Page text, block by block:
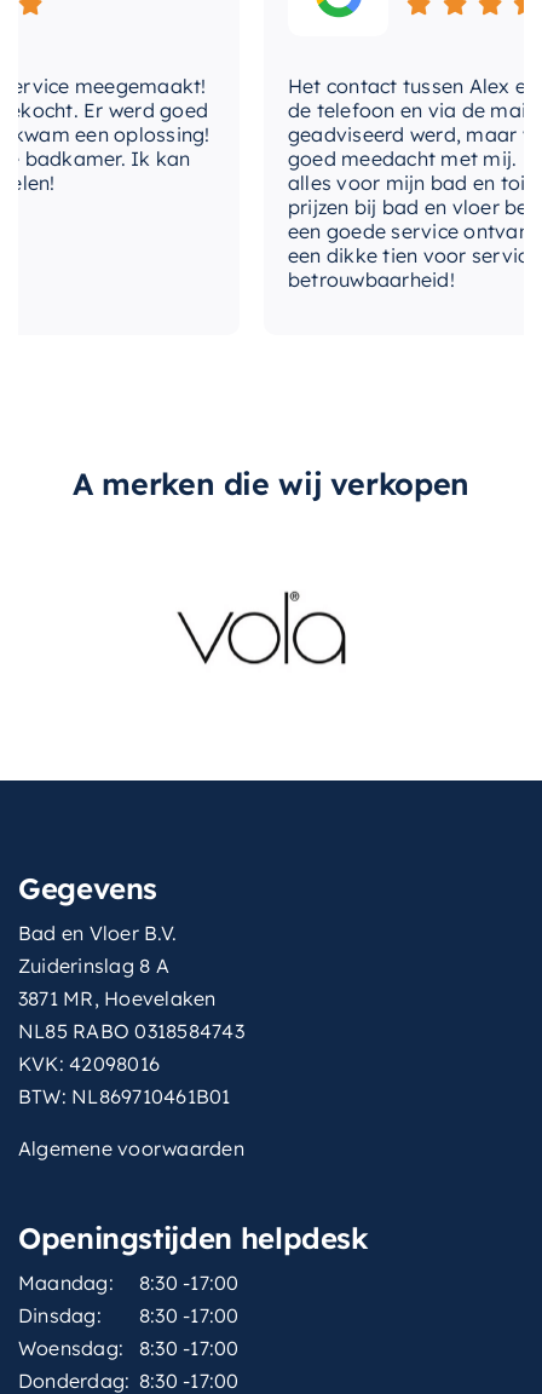
meegemaakt!
Er werd goed
een oplossing!
Ik kan
Het contact tussen Alex en ik
de telefoon en via de mail,
geadviseerd werd, maar
goed meedacht met mij.
alles voor mijn bad en toilet
prijzen bij bad en vloer
een goede service
een dikke tien voor service,
betrouwbaarheid!
A merken die wij verkopen
Gegevens
Bad en Vloer B.V.
Zuiderinslag 8 A
3871 MR, Hoevelaken
NL85 RABO 0318584743
KVK: 42098016
BTW: NL869710461B01
Algemene voorwaarden
Openingstijden helpdesk
Maandag:
8:30 -17:00
Dinsdag:
8:30 -17:00
Woensdag:
8:30 -17:00
Donderdag: 8:30 -17:00